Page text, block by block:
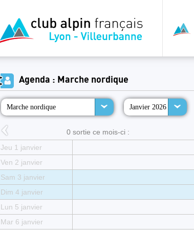
Agenda : Marche nordique
Marche nordique Janvier 2026
0 sortie ce mois-ci :
Jeu 1 janvier
Ven 2 janvier
Sam 3 janvier
Dim 4 janvier
Lun 5 janvier
Mar 6 janvier